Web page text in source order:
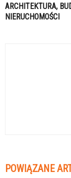
ARCHITEKTURA,
NIERUCHOMOŚCI
POWIĄZANE